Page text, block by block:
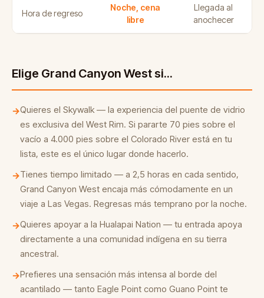
Hora de regreso
Noche, cena
libre
Llegada al
anochecer
Elige Grand Canyon West si...
→Quieres el Skywalk — la experiencia del puente de vidrio
es exclusiva del West Rim. Si pararte 70 pies sobre el
vacío a 4.000 pies sobre el Colorado River está en tu
lista, este es el único lugar donde hacerlo.
→Tienes tiempo limitado — a 2,5 horas en cada sentido,
Grand Canyon West encaja más cómodamente en un
viaje a Las Vegas. Regresas más temprano por la noche.
→Quieres apoyar a la Hualapai Nation — tu entrada apoya
directamente a una comunidad indígena en su tierra
ancestral.
→Prefieres una sensación más intensa al borde del
acantilado — tanto Eagle Point como Guano Point te